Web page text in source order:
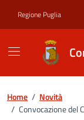
Regione Puglia
Home / Novità
/ Convocazione